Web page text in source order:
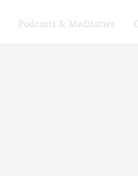
Podcasts & Meditaties